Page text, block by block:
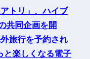
トリ」、ハイブ
共同企画を開
旅行を予約され
と楽しくなる電子